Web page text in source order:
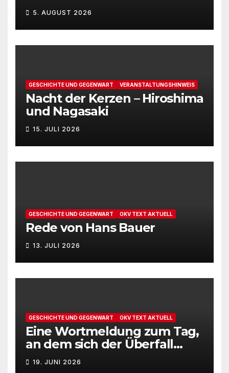
5. AUGUST 2026
GESCHICHTE UND GEGENWART VERANSTALTUNGSHINWEIS
Nacht der Kerzen – Hiroshima
und Nagasaki
15. JULI 2026
GESCHICHTE UND GEGENWART OKV TEXT AKTUELL
Rede von Hans Bauer
13. JULI 2026
GESCHICHTE UND GEGENWART OKV TEXT AKTUELL
Eine Wortmeldung zum Tag,
an dem sich der Überfall
Deutschlands auf die UdSSR
1941 zum 85. Male jährt
19. JUNI 2026